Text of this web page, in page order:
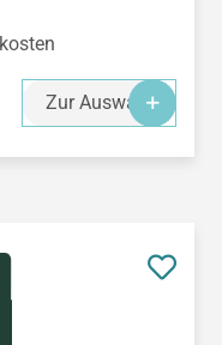
Zur Auswahl